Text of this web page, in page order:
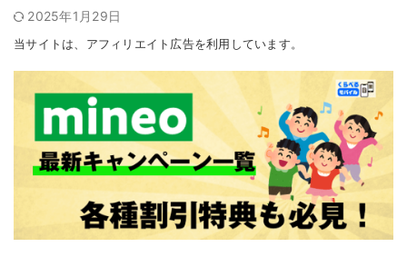
2025年1月29日
当サイトは、アフィリエイト広告を利用しています。